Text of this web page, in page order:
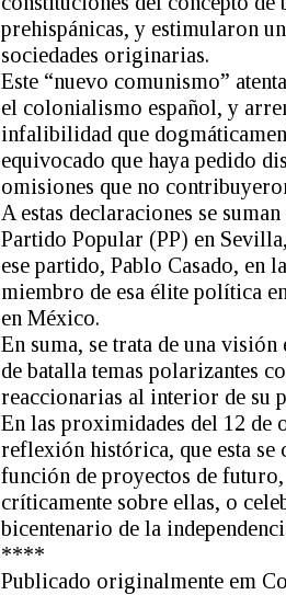
prehispánicas, y estimularon
sociedades originarias.
Este “nuevo comunismo”
el colonialismo español, y
infalibilidad que
equivocado que haya pedido
omisiones que no
A estas declaraciones se
Partido Popular (PP) en
ese partido, Pablo Casado, en
miembro de esa élite política
en México.
En suma, se trata de una
de batalla temas polarizantes
reaccionarias al interior de su
En las proximidades del 12 de
reflexión histórica, que esta se
función de proyectos de
críticamente sobre ellas, o
bicentenario de la
****
Publicado originalmente em